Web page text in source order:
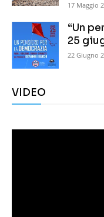
17 Maggio
“Un
25
22 Giugno
VIDEO